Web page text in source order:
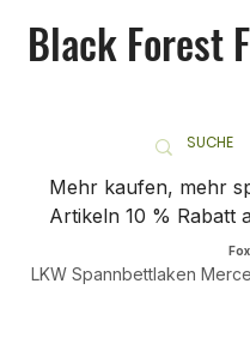
Mehr kaufen, mehr
Artikeln 10 % Rabatt
Black Forest